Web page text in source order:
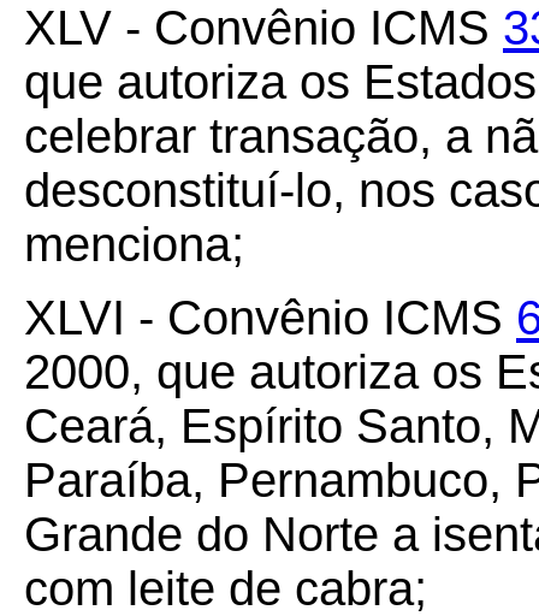
XLV - Convênio ICMS
que autoriza os
celebrar transação, a
desconstituí-lo, nos
menciona;
XLVI - Convênio ICMS
2000, que autoriza os
Ceará, Espírito Santo,
Paraíba, Pernambuco,
Grande do Norte a
com leite de cabra;